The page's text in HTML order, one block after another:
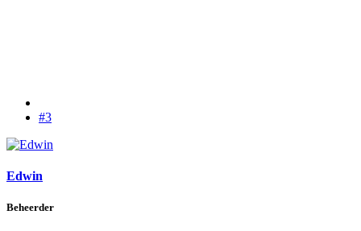
#3
Edwin
Beheerder